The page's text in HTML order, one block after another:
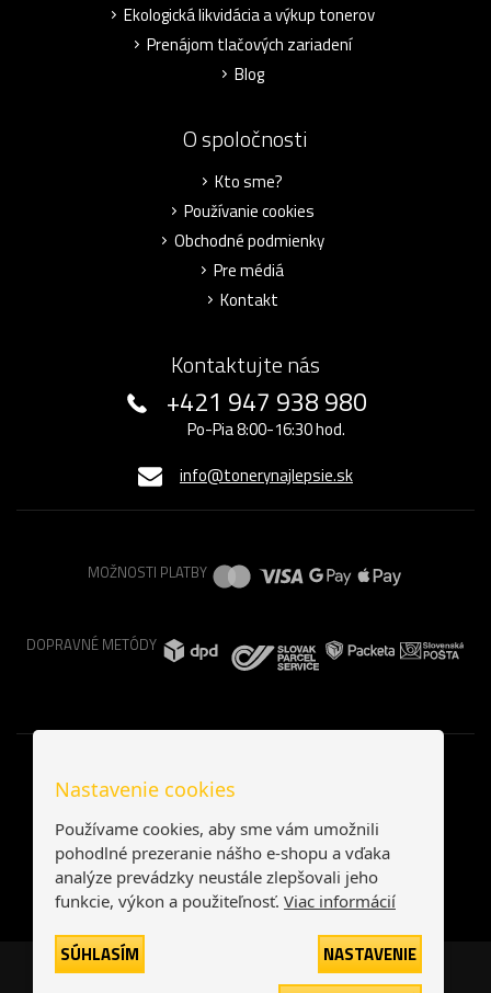
Ekologická likvidácia a výkup tonerov
Prenájom tlačových zariadení
Blog
O spoločnosti
Kto sme?
Používanie cookies
Obchodné podmienky
Pre médiá
Kontakt
Kontaktujte nás
+421 947 938 980
Po-Pia 8:00-16:30 hod.
info@tonerynajlepsie.sk
MOŽNOSTI PLATBY
DOPRAVNÉ METÓDY
Slovensko
Nastavenie cookies
Používame cookies, aby sme vám umožnili
pohodlné prezeranie nášho e-shopu a vďaka
analýze prevádzky neustále zlepšovali jeho
funkcie, výkon a použiteľnosť. Viac informácií
SÚHLASÍM
NASTAVENIE